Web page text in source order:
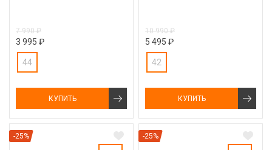
7 990 ₽
3 995 ₽
44
КУПИТЬ
10 990 ₽
5 495 ₽
42
КУПИТЬ
-25% -25%